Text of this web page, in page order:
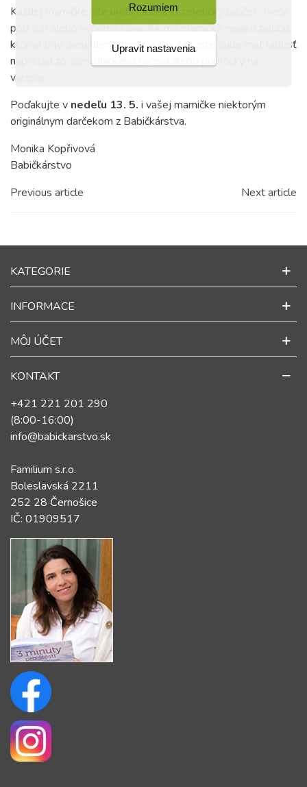
Rozumiem
Upravit nastavenia
Každej mamičke iste urobí radosťkozmetický balíček
pod zub
výborná káva. Ak má mamička nejakú záľubu,
ktorou trávi svoj obmedzený voľný čas, iste bude mať radosť
napríklad zo
záhradníckeho náčinia
alebo pomôcky na
varenie
Poďakujte v nedeľu 13. 5. i vašej mamičke niektorým
originálnym darčekom z Babičkárstva.
Monika Kopřivová
Babičkárstvo
Previous article
Next article
KATEGORIE
INFORMACE
MÔJ ÚČET
KONTAKT
+421 221 201 290
(8:00-16:00)
info@babickarstvo.sk
Familium s.r.o.
Boleslavská 2211
252 28 Černošice
IČ: 01909517